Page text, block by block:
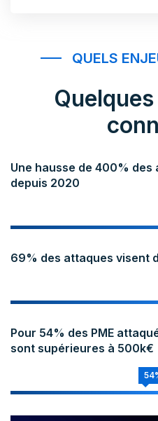
QUELS
Une hausse de 400% des
depuis 2020
69% des attaques visent
Pour 54% des PME
sont supérieures à 500k€